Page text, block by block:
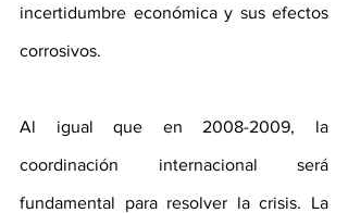
incertidumbre económica y sus efectos
corrosivos.
Al igual que en 2008-2009, la
coordinación internacional será
fundamental para resolver la crisis. La